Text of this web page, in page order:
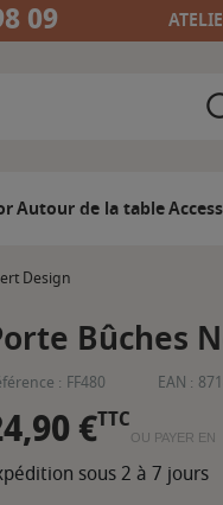
09
Autour de la table
Design
Bûches
: FF480 EAN :
€TTC
OU PAYER EN
sous 2 à 7 jours